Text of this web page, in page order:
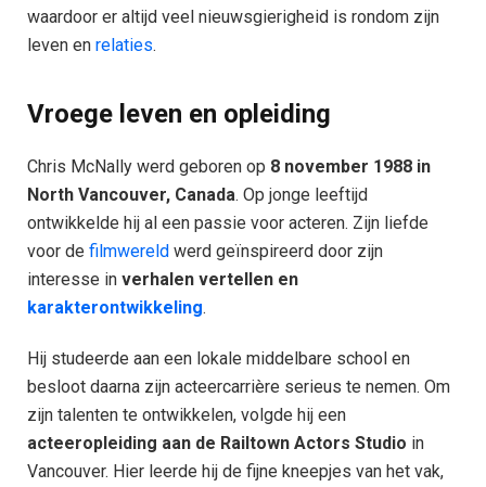
waardoor er altijd veel nieuwsgierigheid is rondom zijn
leven en relaties.
Vroege leven en opleiding
Chris McNally werd geboren op 8 november 1988 in
North Vancouver, Canada. Op jonge leeftijd
ontwikkelde hij al een passie voor acteren. Zijn liefde
voor de filmwereld werd geïnspireerd door zijn
interesse in verhalen vertellen en
karakterontwikkeling.
Hij studeerde aan een lokale middelbare school en
besloot daarna zijn acteercarrière serieus te nemen. Om
zijn talenten te ontwikkelen, volgde hij een
acteeropleiding aan de Railtown Actors Studio in
Vancouver. Hier leerde hij de fijne kneepjes van het vak,